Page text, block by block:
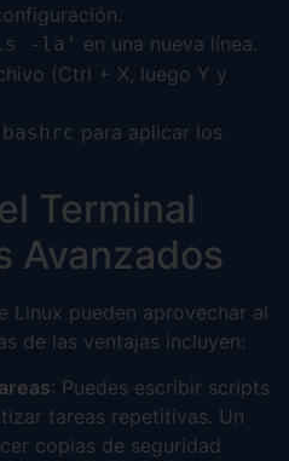
-la' en una nueva línea.
(Ctrl + X, luego Y y
para aplicar los
Terminal
Avanzados
Linux pueden aprovechar al
de las ventajas incluyen:
: Puedes escribir scripts
tareas repetitivas. Un
copias de seguridad